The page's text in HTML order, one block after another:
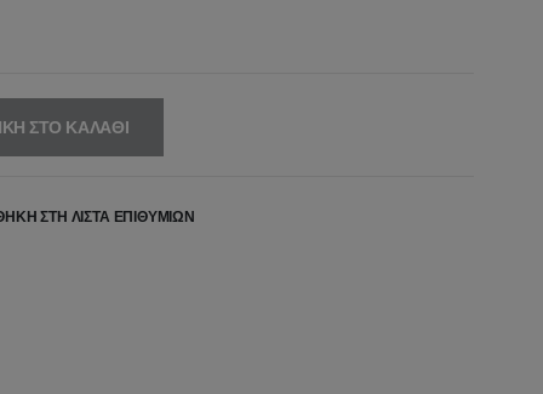
ΣΤΟ ΚΑΛΆΘΙ
ΣΤΗ ΛΊΣΤΑ ΕΠΙΘΥΜΙΏΝ